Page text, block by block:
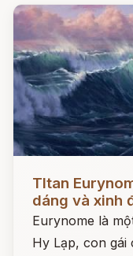
TItan
dáng và xinh
Eurynome là
Hy Lạp, con gái